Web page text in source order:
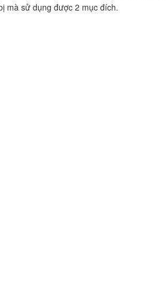
mà sử dụng được 2 mục đích.